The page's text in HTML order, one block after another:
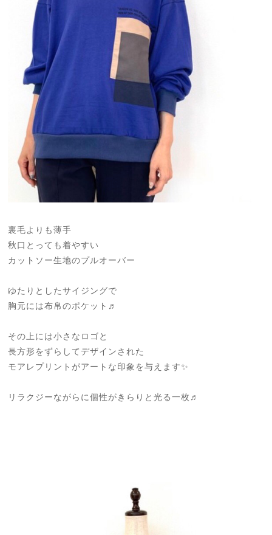
裏毛よりも薄手
秋口とっても着やすい
カットソー生地のプルオーバー
ゆたりとしたサイジングで
胸元には布帛のポケット♬
その上には小さなロゴと
長方形をずらしてデザインされた
モアレプリントがアートな印象を与えます✨
リラクジーながらに個性がきらりと光る一枚♬